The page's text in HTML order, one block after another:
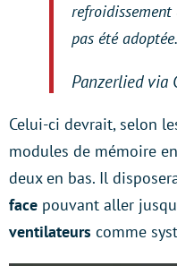
refroidissement
pas été adoptée.
Panzerlied via
Celui-ci devrait, selon
modules de mémoire
deux en bas. Il
face pouvant aller
ventilateurs comme